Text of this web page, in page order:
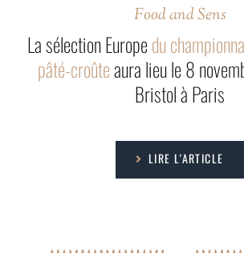
Food and Sens
La sélection Europedu
pâté-croûteaura lieu le 8
Bristol à Paris
LIRE L'ARTICLE